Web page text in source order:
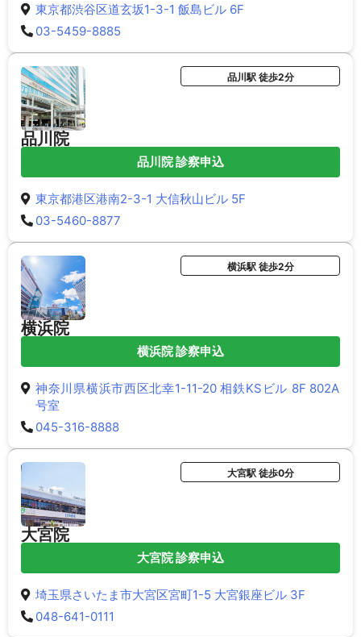
東京都渋谷区道玄坂1-3-1 飯島ビル 6F
03-5459-8885
品川院
品川駅 徒歩2分
品川院 診察申込
東京都港区港南2-3-1 大信秋山ビル 5F
03-5460-8877
横浜院
横浜駅 徒歩2分
横浜院 診察申込
神奈川県横浜市西区北幸1-11-20 相鉄KSビル 8F 802A
号室
045-316-8888
大宮院
大宮駅 徒歩0分
大宮院 診察申込
埼玉県さいたま市大宮区宮町1-5 大宮銀座ビル 3F
048-641-0111